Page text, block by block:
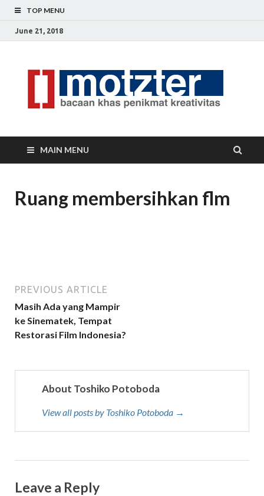
TOP MENU
June 21, 2018
MAIN MENU
Ruang membersihkan flm
PREVIOUS ARTICLE
Masih Ada yang Mampir
ke Sinematek, Tempat
Restorasi Film Indonesia?
About Toshiko Potoboda
View all posts by Toshiko Potoboda →
Leave a Reply